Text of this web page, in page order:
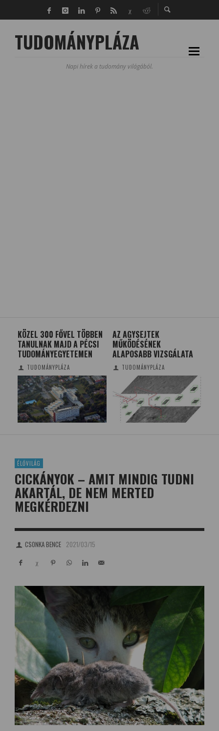
TUDOMÁNYPLÁZA
Napi hírek a tudomány világából.
KÖZEL 300 FŐVEL TÖBBEN
TANULNAK MAJD A PÉCSI
TUDOMÁNYEGYETEMEN
TUDOMÁNYPLÁZA
AZ AGYSEJTEK
MŰKÖDÉSÉNEK
ALAPOSABB VIZSGÁLATA
TUDOMÁNYPLÁZA
ÉLŐVILÁG
CICKÁNYOK – AMIT MINDIG TUDNI
AKARTÁL, DE NEM MERTED
MEGKÉRDEZNI
CSONKA BENCE 2021/03/15